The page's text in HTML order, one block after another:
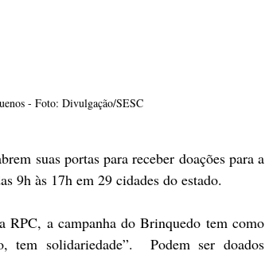
- Foto: Divulgação/SESC
suas portas para receber doações para a
9h às 17h em 29 cidades do estado.
RPC, a campanha do Brinquedo tem como
tem solidariedade”.  Podem ser doados